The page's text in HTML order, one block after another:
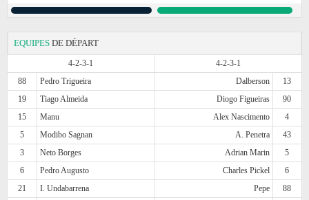
EQUIPES DE DÉPART
4-2-3-1
4-2-3-1
88
Pedro Trigueira Dalberson
13
19
Tiago Almeida Diogo Figueiras
90
15
Manu Alex Nascimento
4
5
Modibo Sagnan A. Penetra
43
3
Neto Borges Adrian Marin
5
6
Pedro Augusto Charles Pickel
6
21
I. Undabarrena Pepe
88